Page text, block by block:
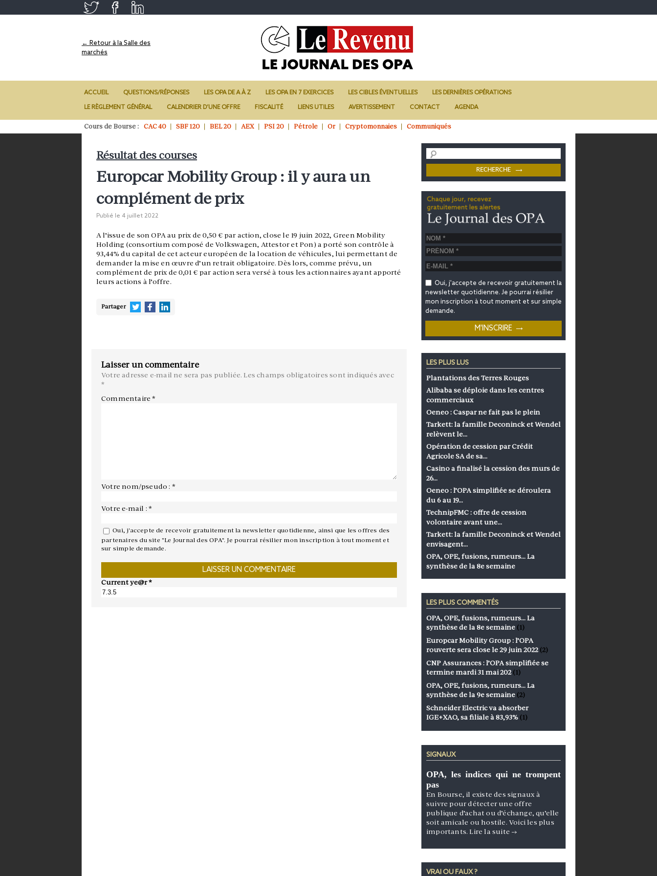
← Retour à la Salle des
marchés
ACCUEIL QUESTIONS/RÉPONSES LES OPA DE A À Z LES OPA EN 7 EXERCICES LES CIBLES ÉVENTUELLES LES DERNIÈRES OPÉRATIONS
LE RÈGLEMENT GÉNÉRAL CALENDRIER D’UNE OFFRE FISCALITÉ LIENS UTILES AVERTISSEMENT CONTACT AGENDA
Cours de Bourse : CAC 40 SBF 120 BEL 20 AEX PSI 20 Pétrole Or Cryptomonnaies Communiqués
Résultat des courses
Europcar Mobility Group : il y aura un
complément de prix
Publié le 4 juillet 2022
A l’issue de son OPA au prix de 0,50 € par action, close le 19 juin 2022, Green Mobility
Holding (consortium composé de Volkswagen, Attestor et Pon) a porté son contrôle à
93,44% du capital de cet acteur européen de la location de véhicules, lui permettant de
demander la mise en œuvre d’un retrait obligatoire. Dès lors, comme prévu, un
complément de prix de 0,01 € par action sera versé à tous les actionnaires ayant apporté
leurs actions à l’offre.
Partager
Laisser un commentaire
Votre adresse e-mail ne sera pas publiée. Les champs obligatoires sont indiqués avec
*
Commentaire*
Votre nom/pseudo : *
Votre e-mail : *
Oui, j'accepte de recevoir gratuitement la newsletter quotidienne, ainsi que les offres des
partenaires du site "Le Journal des OPA". Je pourrai résilier mon inscription à tout moment et
sur simple demande.
Current ye@r*
Oui, j'accepte de recevoir gratuitement la
newsletter quotidienne. Je pourrai résilier
mon inscription à tout moment et sur simple
demande.
LES PLUS LUS
Plantations des Terres Rouges
Alibaba se déploie dans les centres
commerciaux
Oeneo : Caspar ne fait pas le plein
Tarkett: la famille Deconinck et Wendel
relèvent le…
Opération de cession par Crédit
Agricole SA de sa…
Casino a finalisé la cession des murs de
26…
Oeneo : l’OPA simplifiée se déroulera
du 6 au 19…
TechnipFMC : offre de cession
volontaire avant une…
Tarkett: la famille Deconinck et Wendel
envisagent…
OPA, OPE, fusions, rumeurs… La
synthèse de la 8e semaine
LES PLUS COMMENTÉS
OPA, OPE, fusions, rumeurs… La
synthèse de la 8e semaine (1)
Europcar Mobility Group : l’OPA
rouverte sera close le 29 juin 2022 (2)
CNP Assurances : l’OPA simplifiée se
termine mardi 31 mai 202 (1)
OPA, OPE, fusions, rumeurs… La
synthèse de la 9e semaine (2)
Schneider Electric va absorber
IGE+XAO, sa filiale à 83,93% (1)
SIGNAUX
OPA, les indices qui ne trompent
pas
En Bourse, il existe des signaux à
suivre pour détecter une offre
publique d’achat ou d’échange, qu’elle
soit amicale ou hostile. Voici les plus
importants.Lire la suite →
VRAI OU FAUX ?